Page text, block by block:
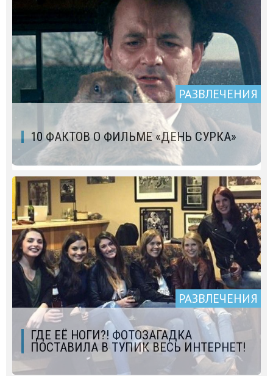
РАЗВЛЕЧЕНИЯ
10 ФАКТОВ О ФИЛЬМЕ «ДЕНЬ СУРКА»
РАЗВЛЕЧЕНИЯ
ГДЕ ЕЁ НОГИ?! ФОТОЗАГАДКА
ПОСТАВИЛА В ТУПИК ВЕСЬ ИНТЕРНЕТ!